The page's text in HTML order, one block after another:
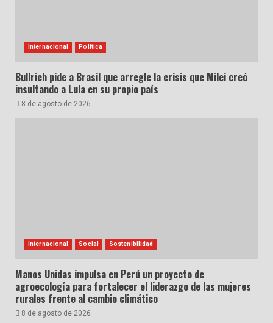
Internacional Política
Bullrich pide a Brasil que arregle la crisis que Milei creó
insultando a Lula en su propio país
8 de agosto de 2026
Internacional Social Sostenibilidad
Manos Unidas impulsa en Perú un proyecto de
agroecología para fortalecer el liderazgo de las mujeres
rurales frente al cambio climático
8 de agosto de 2026